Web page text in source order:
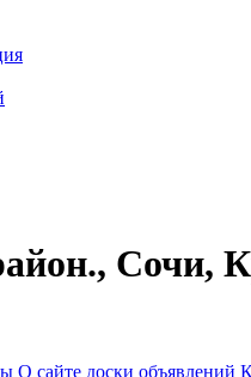
Сочи,
О сайте доски объявлений